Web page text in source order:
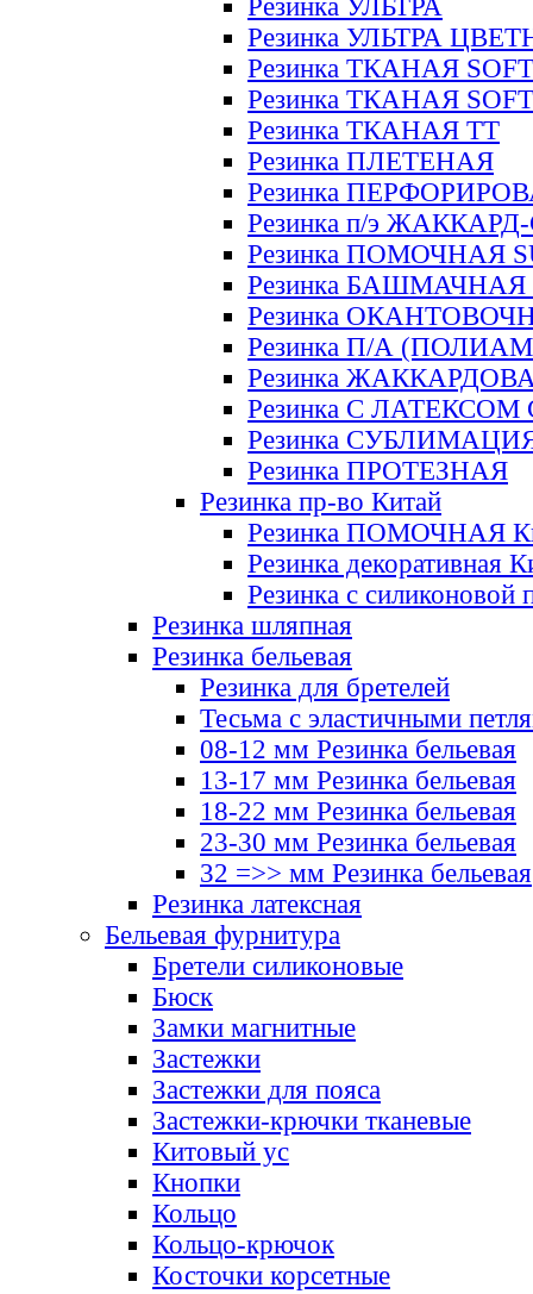
Резинка УЛЬТРА
Резинка УЛЬТРА
Резинка ТКАНАЯ SOFT
Резинка ТКАНАЯ
Резинка ТКАНАЯ ТТ
Резинка ПЛЕТЕНАЯ
Резинка
Резинка п/э
Резинка ПОМОЧНАЯ
Резинка БАШМАЧНАЯ
Резинка
Резинка П/А
Резинка
Резинка С ЛАТЕКСОМ
Резинка
Резинка ПРОТЕЗНАЯ
Резинка пр-во Китай
Резинка ПОМОЧНАЯ
Резинка декоративная
Резинка с силиконовой
Резинка шляпная
Резинка бельевая
Резинка для бретелей
Тесьма с эластичными
08-12 мм Резинка бельевая
13-17 мм Резинка бельевая
18-22 мм Резинка бельевая
23-30 мм Резинка бельевая
32 =>> мм Резинка бельевая
Резинка латексная
Бельевая фурнитура
Бретели силиконовые
Бюск
Замки магнитные
Застежки
Застежки для пояса
Застежки-крючки тканевые
Китовый ус
Кнопки
Кольцо
Кольцо-крючок
Косточки корсетные